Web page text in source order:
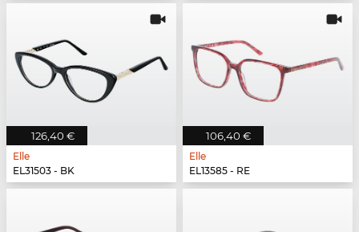
126,40 €
Elle
EL31503 - BK
106,40 €
Elle
EL13585 - RE